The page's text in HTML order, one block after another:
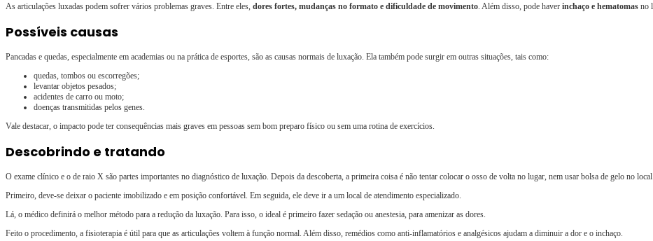
As articulações luxadas podem sofrer vários problemas graves. Entre eles, dores fortes, mudanças no formato e dificuldade de movimento . Além disso, pode haver inchaço e hematomas no
Possíveis causas
Pancadas e quedas, especialmente em academias ou na prática de esportes, são as causas normais de luxação. Ela também pode surgir em outras situações, tais como:
quedas, tombos ou escorregões;
levantar objetos pesados;
acidentes de carro ou moto;
doenças transmitidas pelos genes.
Vale destacar, o impacto pode ter consequências mais graves em pessoas sem bom preparo físico ou sem uma rotina de exercícios.
Descobrindo e tratando
O exame clínico e o de raio X são partes importantes no diagnóstico de luxação. Depois da descoberta, a primeira coisa é não tentar colocar o osso de volta no lugar, nem usar bolsa de gelo no
Primeiro, deve-se deixar o paciente imobilizado e em posição confortável. Em seguida, ele deve ir a um local de atendimento especializado.
Lá, o médico definirá o melhor método para a redução da luxação. Para isso, o ideal é primeiro fazer sedação ou anestesia, para amenizar as dores.
Feito o procedimento, a fisioterapia é útil para que as articulações voltem à função normal. Além disso, remédios como anti-inflamatórios e analgésicos ajudam a diminuir a dor e o inchaço.